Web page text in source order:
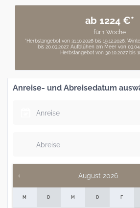
ab 1224 €*
für 1 Woche
*Herbstangebot von 31.10.2026 bis 19.12.2026.
bis 20.03.2027. Aufblühen am Meer von
Herbstangebot von 30.10.2027 bis
Anreise- und Abreisedatum
August 2026
M D M D F